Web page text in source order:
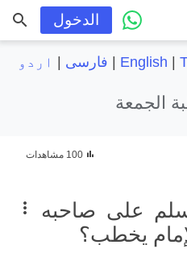
الدخول
English فارسی اردو
الجمعة
100 مشاهدات
على صاحبه
يخطب؟